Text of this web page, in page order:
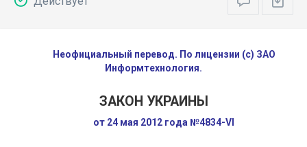
Неофициальный перевод. По лицензии (с) ЗАО
Информтехнология.
ЗАКОН УКРАИНЫ
от 24 мая 2012 года №4834-VI